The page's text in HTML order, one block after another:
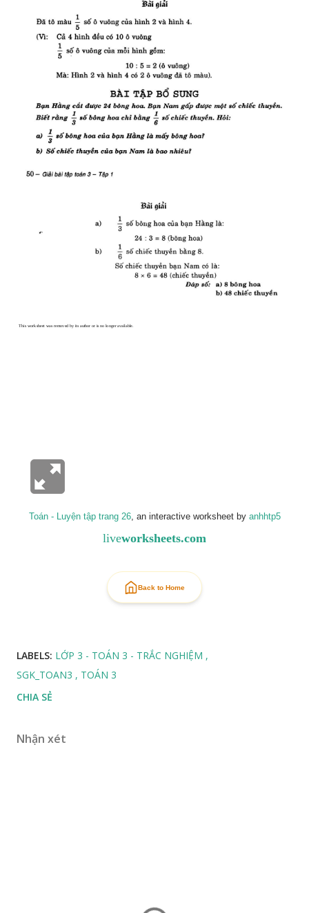
Toán - Luyện tập trang 26, an interactive worksheet by anhhtp5
liveworksheets.com
Back to Home
LABELS: LỚP 3 - TOÁN 3 - TRẮC NGHIỆM
SGK_TOAN3
TOÁN 3
CHIA SẺ
Nhận xét